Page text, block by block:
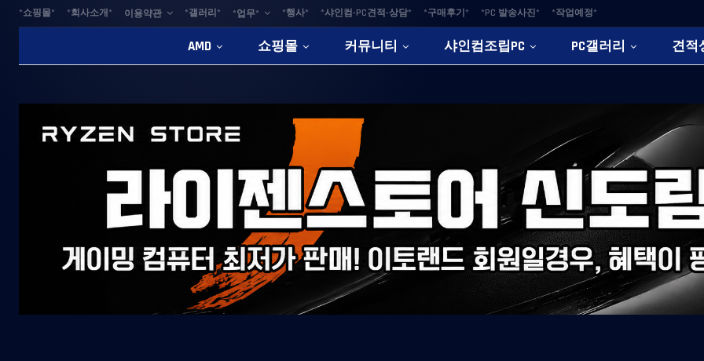
*쇼핑몰* *회사소개* 이용약관 *갤러리* *업무* *행사* *샤인컴-PC견적-상담* *구매후기* *PC 발송사진* *작업예정*
AMD 쇼핑몰 커뮤니티 샤인컴조립PC PC갤러리 견적